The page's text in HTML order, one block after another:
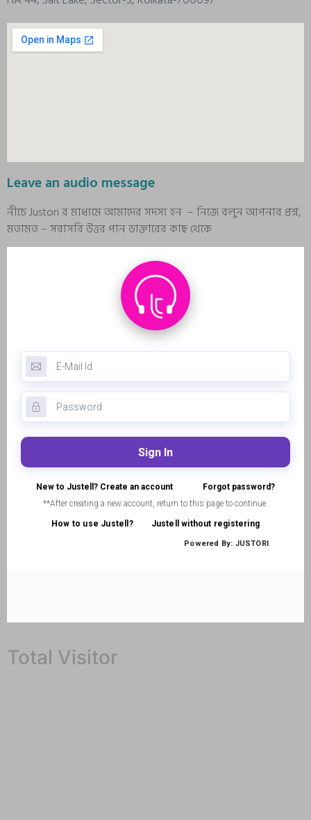
Leave an audio message
নীচে Justori র মাধ্যমে আমাদের সদস্য হন – নিজে বলুন আপনার প্রশ্ন,
মতামত – সরাসরি উত্তর পান ডাক্তারের কাছ থেকে
Total Visitor